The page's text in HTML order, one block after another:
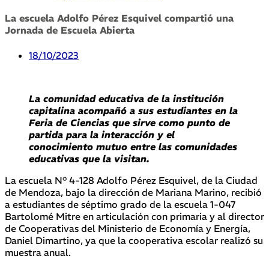
La escuela Adolfo Pérez Esquivel compartió una
Jornada de Escuela Abierta
18/10/2023
La comunidad educativa de la institución
capitalina acompañó a sus estudiantes en la
Feria de Ciencias que sirve como punto de
partida para la interacción y el
conocimiento mutuo entre las comunidades
educativas que la visitan.
La escuela N° 4-128 Adolfo Pérez Esquivel, de la Ciudad
de Mendoza, bajo la dirección de Mariana Marino, recibió
a estudiantes de séptimo grado de la escuela 1-047
Bartolomé Mitre en articulación con primaria y al director
de Cooperativas del Ministerio de Economía y Energía,
Daniel Dimartino, ya que la cooperativa escolar realizó su
muestra anual.